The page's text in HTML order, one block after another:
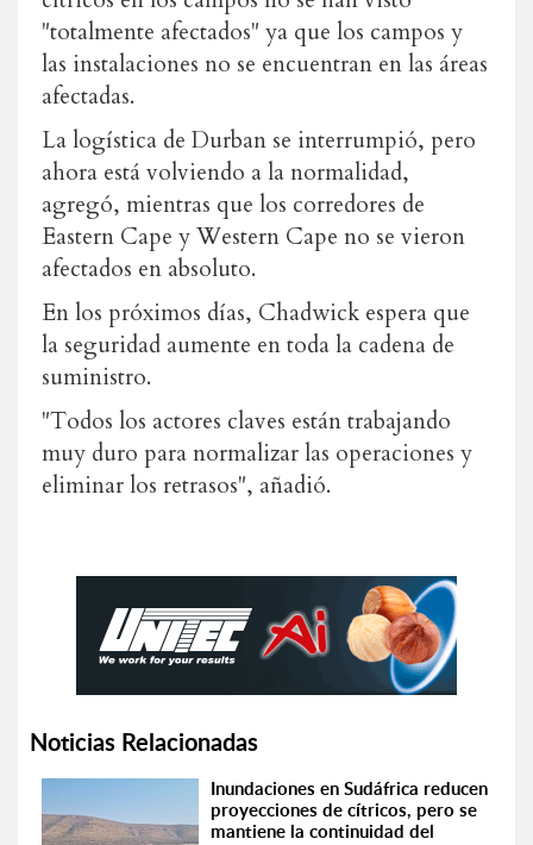
"totalmente afectados" ya que los campos y
las instalaciones no se encuentran en las áreas
afectadas.
La logística de Durban se interrumpió, pero
ahora está volviendo a la normalidad,
agregó, mientras que los corredores de
Eastern Cape y Western Cape no se vieron
afectados en absoluto.
En los próximos días, Chadwick espera que
la seguridad aumente en toda la cadena de
suministro.
"Todos los actores claves están trabajando
muy duro para normalizar las operaciones y
eliminar los retrasos", añadió.
Noticias Relacionadas
Inundaciones en Sudáfrica reducen
proyecciones de cítricos, pero se
mantiene la continuidad del